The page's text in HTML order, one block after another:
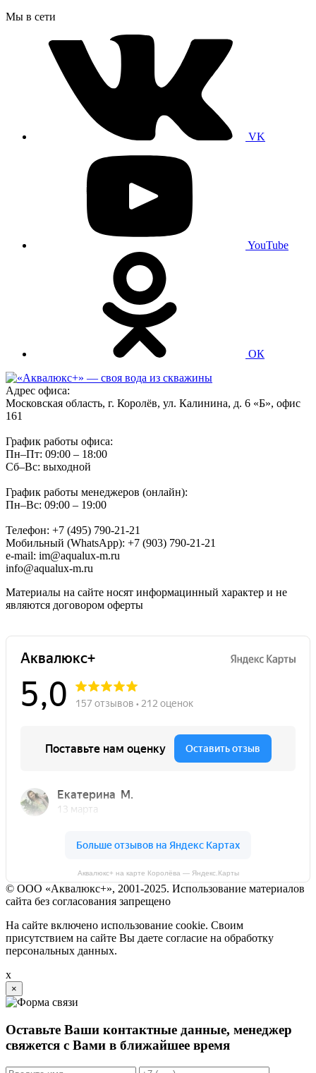
Мы в сети
VK
YouTube
ОК
Адрес офиса:
Московская область, г. Королёв, ул. Калинина, д. 6 «Б», офис
161
График работы офиса:
Пн–Пт: 09:00 – 18:00
Сб–Вс: выходной
График работы менеджеров (онлайн):
Пн–Вс: 09:00 – 19:00
Телефон: +7 (495) 790-21-21
Мобильный (WhatsApp): +7 (903) 790-21-21
e-mail: im@aqualux-m.ru
info@aqualux-m.ru
Материалы на сайте носят информацинный характер и не
являются договором оферты
Аквалюкс+ на карте Королёва — Яндекс.Карты
© ООО «Аквалюкс+», 2001-2025. Использование материалов
сайта без согласования запрещено
На сайте включено использование cookie. Своим
присутствием на сайте Вы даете согласие на обработку
персональных данных.
x
×
Оставьте Ваши контактные данные, менеджер
свяжется с Вами в ближайшее время